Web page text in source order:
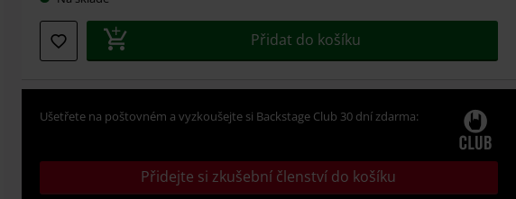
Přidat do košíku
Ušetřete na poštovném a vyzkoušejte si Backstage Club 30 dní zdarma:
Přidejte si zkušební členství do košíku